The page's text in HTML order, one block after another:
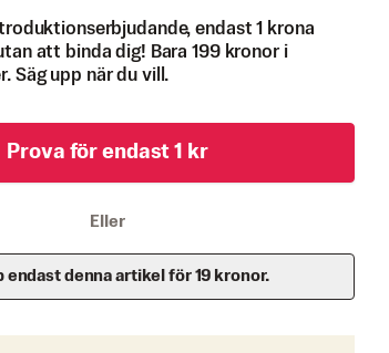
endast 1 krona
att binda dig! Bara 199 kronor i
Säg upp när du vill.
Prova för endast 1 kr
Eller
endast denna artikel för 19 kronor.